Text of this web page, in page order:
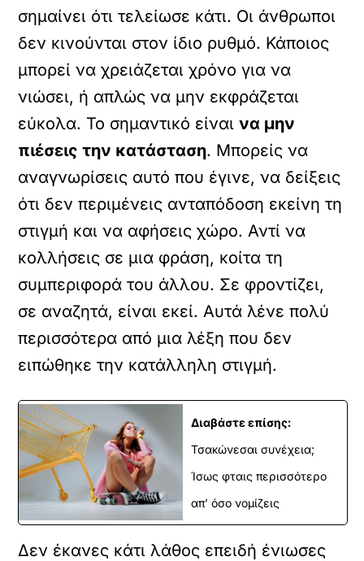
σημαίνει ότι τελείωσε κάτι. Οι άνθρωποι
δεν κινούνται στον ίδιο ρυθμό. Κάποιος
μπορεί να χρειάζεται χρόνο για να
νιώσει, ή απλώς να μην εκφράζεται
εύκολα. Το σημαντικό είναινα μην
πιέσεις την κατάσταση. Μπορείς να
αναγνωρίσεις αυτό που έγινε, να δείξεις
ότι δεν περιμένεις ανταπόδοση εκείνη τη
στιγμή και να αφήσεις χώρο. Αντί να
κολλήσεις σε μια φράση, κοίτα τη
συμπεριφορά του άλλου. Σε φροντίζει,
σε αναζητά, είναι εκεί. Αυτά λένε πολύ
περισσότερα από μια λέξη που δεν
ειπώθηκε την κατάλληλη στιγμή.
Διαβάστε επίσης:
Τσακώνεσαι συνέχεια;
Ίσως φταις περισσότερο
απ’ όσο νομίζεις
Δεν έκανες κάτι λάθος επειδή ένιωσες